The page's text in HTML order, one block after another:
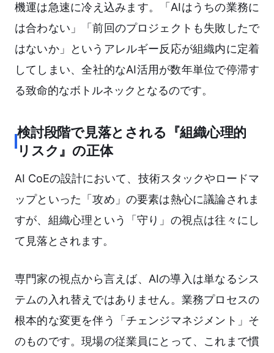
機運は急速に冷え込みます。「AIはうちの業務に
は合わない」「前回のプロジェクトも失敗したで
はないか」というアレルギー反応が組織内に定着
してしまい、全社的なAI活用が数年単位で停滞す
る致命的なボトルネックとなるのです。
検討段階で見落とされる『組織心理的
リスク』の正体
AI CoEの設計において、技術スタックやロードマ
ップといった「攻め」の要素は熱心に議論されま
すが、組織心理という「守り」の視点は往々にし
て見落とされます。
専門家の視点から言えば、AIの導入は単なるシス
テムの入れ替えではありません。業務プロセスの
根本的な変更を伴う「チェンジマネジメント」そ
のものです。現場の従業員にとって、これまで慣